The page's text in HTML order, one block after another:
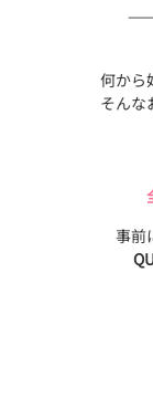
何から
そんな
事前